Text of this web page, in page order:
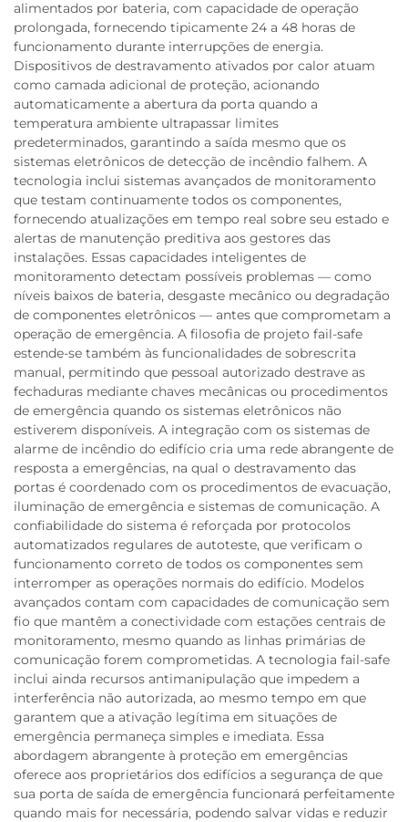
alimentados por bateria, com capacidade de operação
prolongada, fornecendo tipicamente 24 a 48 horas de
funcionamento durante interrupções de energia.
Dispositivos de destravamento ativados por calor atuam
como camada adicional de proteção, acionando
automaticamente a abertura da porta quando a
temperatura ambiente ultrapassar limites
predeterminados, garantindo a saída mesmo que os
sistemas eletrônicos de detecção de incêndio falhem. A
tecnologia inclui sistemas avançados de monitoramento
que testam continuamente todos os componentes,
fornecendo atualizações em tempo real sobre seu estado e
alertas de manutenção preditiva aos gestores das
instalações. Essas capacidades inteligentes de
monitoramento detectam possíveis problemas — como
níveis baixos de bateria, desgaste mecânico ou degradação
de componentes eletrônicos — antes que comprometam a
operação de emergência. A filosofia de projeto fail-safe
estende-se também às funcionalidades de sobrescrita
manual, permitindo que pessoal autorizado destrave as
fechaduras mediante chaves mecânicas ou procedimentos
de emergência quando os sistemas eletrônicos não
estiverem disponíveis. A integração com os sistemas de
alarme de incêndio do edifício cria uma rede abrangente de
resposta a emergências, na qual o destravamento das
portas é coordenado com os procedimentos de evacuação,
iluminação de emergência e sistemas de comunicação. A
confiabilidade do sistema é reforçada por protocolos
automatizados regulares de autoteste, que verificam o
funcionamento correto de todos os componentes sem
interromper as operações normais do edifício. Modelos
avançados contam com capacidades de comunicação sem
fio que mantêm a conectividade com estações centrais de
monitoramento, mesmo quando as linhas primárias de
comunicação forem comprometidas. A tecnologia fail-safe
inclui ainda recursos antimanipulação que impedem a
interferência não autorizada, ao mesmo tempo em que
garantem que a ativação legítima em situações de
emergência permaneça simples e imediata. Essa
abordagem abrangente à proteção em emergências
oferece aos proprietários dos edifícios a segurança de que
sua porta de saída de emergência funcionará perfeitamente
quando mais for necessária, podendo salvar vidas e reduzir